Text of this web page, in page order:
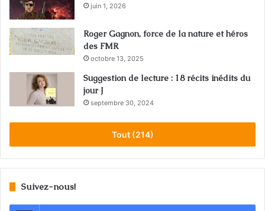
juin 1, 2026
Roger Gagnon, force de la nature et héros
des FMR
octobre 13, 2025
Suggestion de lecture : 18 récits inédits du
jour J
septembre 30, 2024
Tout (214)
Suivez-nous!